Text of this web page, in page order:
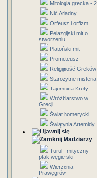
Mitologia grecka - 2
Nić Ariadny
Orfeusz i orfizm
Pelazgijski mit o
stworzeniu
Platoński mit
Prometeusz
Religijność Greków
Starożytne misteria
Tajemnica Krety
Wróżbiarstwo w
Grecji
Świat homerycki
Świątynia Artemidy
Madziarzy
Turul - mityczny
ptak węgierski
Wierzenia
Prawęgrów